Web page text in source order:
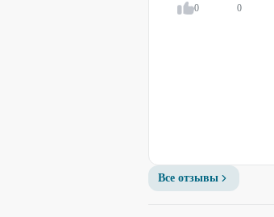
50%
0 0
Все отзывы